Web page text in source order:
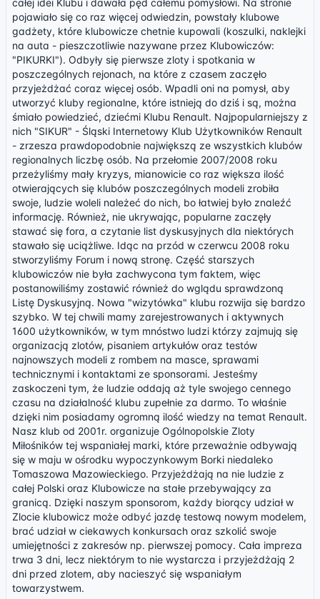
całej idei Klubu i dawała pęd całemu pomysłowi. Na stronie
pojawiało się co raz więcej odwiedzin, powstały klubowe
gadżety, które klubowicze chetnie kupowali (koszulki, naklejki
na auta - pieszczotliwie nazywane przez Klubowiczów:
"PIKURKI"). Odbyły się pierwsze zloty i spotkania w
poszczególnych rejonach, na które z czasem zaczęło
przyjeżdżać coraz więcej osób. Wpadli oni na pomysł, aby
utworzyć kluby regionalne, które istnieją do dziś i są, można
śmiało powiedzieć, dziećmi Klubu Renault. Najpopularniejszy z
nich "SIKUR" - Śląski Internetowy Klub Użytkowników Renault
- zrzesza prawdopodobnie największą ze wszystkich klubów
regionalnych liczbę osób. Na przełomie 2007/2008 roku
przeżyliśmy mały kryzys, mianowicie co raz większa ilość
otwierających się klubów poszczególnych modeli zrobiła
swoje, ludzie woleli należeć do nich, bo łatwiej było znaleźć
informację. Również, nie ukrywając, popularne zaczęły
stawać się fora, a czytanie list dyskusyjnych dla niektórych
stawało się uciążliwe. Idąc na przód w czerwcu 2008 roku
stworzyliśmy Forum i nową stronę. Część starszych
klubowiczów nie była zachwycona tym faktem, więc
postanowiliśmy zostawić również do wglądu sprawdzoną
Listę Dyskusyjną. Nowa "wizytówka" klubu rozwija się bardzo
szybko. W tej chwili mamy zarejestrowanych i aktywnych
1600 użytkowników, w tym mnóstwo ludzi którzy zajmują się
organizacją zlotów, pisaniem artykułów oraz testów
najnowszych modeli z rombem na masce, sprawami
technicznymi i kontaktami ze sponsorami. Jesteśmy
zaskoczeni tym, że ludzie oddają aż tyle swojego cennego
czasu na działalność klubu zupełnie za darmo. To właśnie
dzięki nim posiadamy ogromną ilość wiedzy na temat Renault.
Nasz klub od 2001r. organizuje Ogólnopolskie Zloty
Miłośników tej wspaniałej marki, które przeważnie odbywają
się w maju w ośrodku wypoczynkowym Borki niedaleko
Tomaszowa Mazowieckiego. Przyjeżdżają na nie ludzie z
całej Polski oraz Klubowicze na stałe przebywający za
granicą. Dzięki naszym sponsorom, każdy biorący udział w
Zlocie klubowicz może odbyć jazdę testową nowym modelem,
brać udział w ciekawych konkursach oraz szkolić swoje
umiejętności z zakresów np. pierwszej pomocy. Cała impreza
trwa 3 dni, lecz niektórym to nie wystarcza i przyjeżdżają 2
dni przed zlotem, aby nacieszyć się wspaniałym
towarzystwem.